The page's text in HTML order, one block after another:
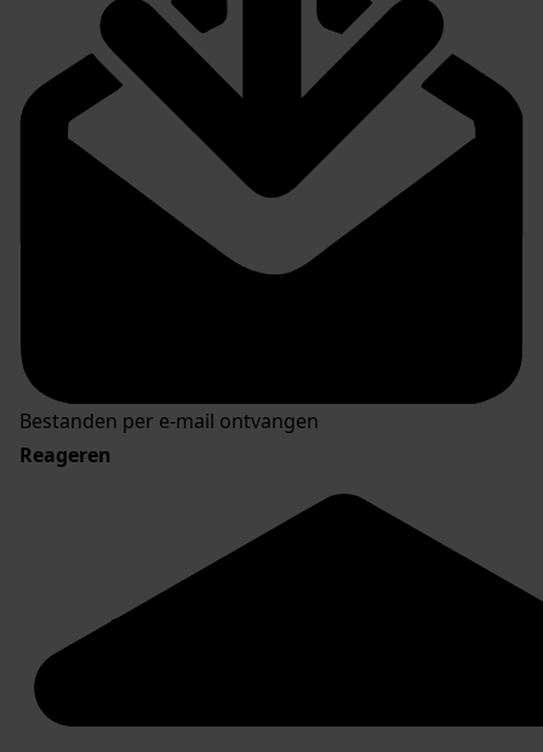
Bestanden per e-mail ontvangen
Reageren